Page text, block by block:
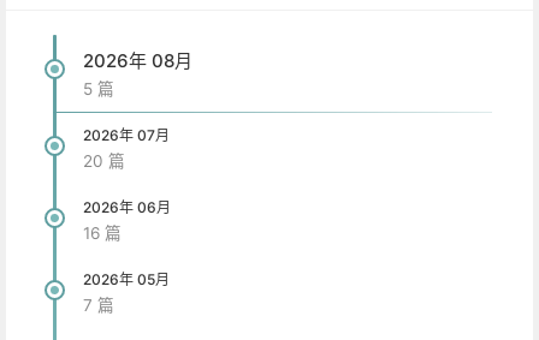
2026年 08月
5 篇
2026年 07月
20 篇
2026年 06月
16 篇
2026年 05月
7 篇